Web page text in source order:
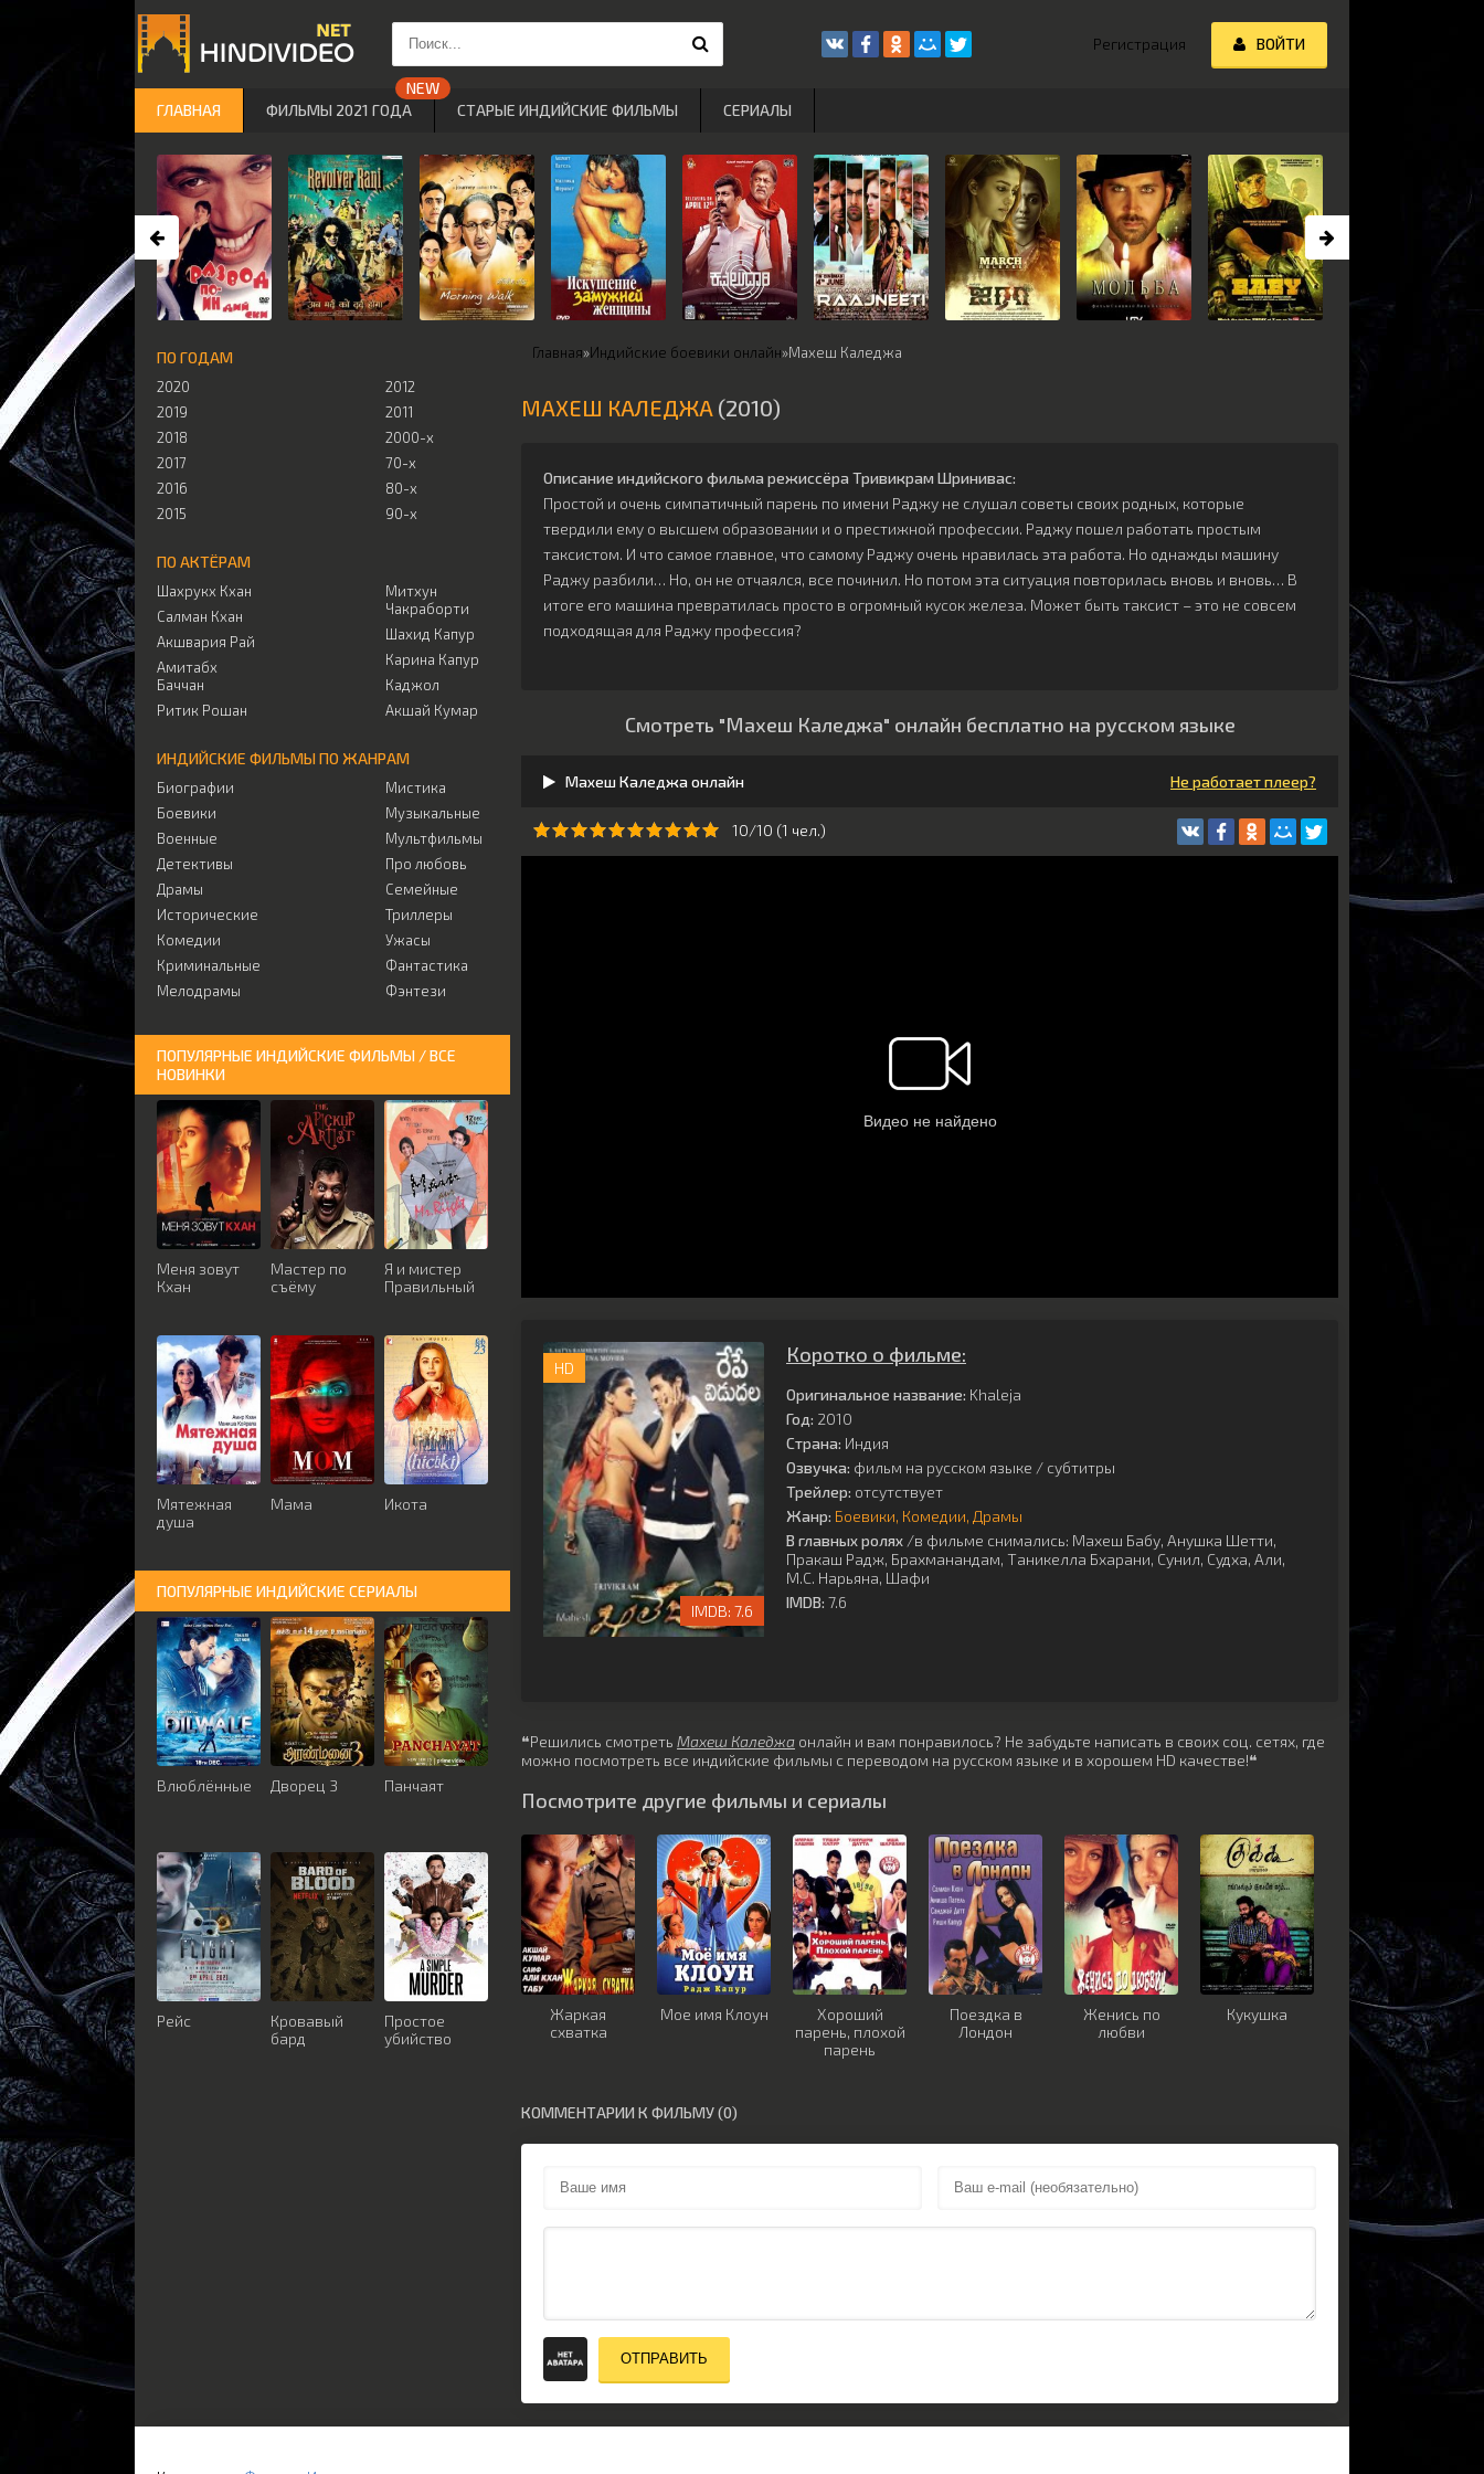
Главная»Индийские боевики онлайн»Махеш Каледжа
МАХЕШ КАЛЕДЖА (2010)
Описание индийского фильма режиссёра Тривикрам Шринивас:
Простой и очень симпатичный парень по имени Раджу не слушал советы своих родных, которые
твердили ему о высшем образовании и о престижной профессии. Раджу пошел работать простым
таксистом. И что самое главное, что самому Раджу очень нравилась эта работа. Но однажды машину
Раджу разбили… Но, он не отчаялся, все починил. Но потом эта ситуация повторилась вновь и вновь… В
итоге его машина превратилась просто в огромный кусок железа. Может быть таксист – это не совсем
подходящая для Раджу профессия?
Смотреть "Махеш Каледжа" онлайн бесплатно на русском языке
Махеш Каледжа онлайн Не работает плеер?
10/10 (1 чeл.)
HD
7.6
Коротко о фильме:
Оригинальное название: Khaleja
Год: 2010
Страна: Индия
Озвучка: фильм на русском языке / субтитры
Трейлер: отсутствует
Жанр: Боевики Комедии Драмы
В главных ролях /в фильме снимались: Махеш Бабу, Анушка Шетти,
Пракаш Радж, Брахманандам, Таникелла Бхарани, Сунил, Судха, Али,
М.С. Нарьяна, Шафи
IMDB: 7.6
❝Решились смотреть Махеш Каледжа онлайн и вам понравилось? Не забудьте написать в своих соц. сетях, где
можно посмотреть все индийские фильмы с переводом на русском языке и в хорошем HD качестве!❝
Посмотрите другие фильмы и сериалы
Жаркая
схватка
Мое имя Клоун
Хороший
парень, плохой
парень
Поездка в
Лондон
Женись по
любви
Кукушка
КОММЕНТАРИИ К ФИЛЬМУ (0)
ОТПРАВИТЬ
ПО ГОДАМ
2020
2019
2018
2017
2016
2015
2012
2011
2000-х
70-х
80-х
90-х
ПО АКТЁРАМ
Шахрукх Кхан
Салман Кхан
Акшвария Рай
Амитабх
Баччан
Ритик Рошан
Митхун
Чакраборти
Шахид Капур
Карина Капур
Каджол
Акшай Кумар
ИНДИЙСКИЕ ФИЛЬМЫ ПО ЖАНРАМ
Биографии
Боевики
Военные
Детективы
Драмы
Исторические
Комедии
Криминальные
Мелодрамы
Мистика
Музыкальные
Мультфильмы
Про любовь
Семейные
Триллеры
Ужасы
Фантастика
Фэнтези
ПОПУЛЯРНЫЕ ИНДИЙСКИЕ ФИЛЬМЫ / ВСЕ
НОВИНКИ
Меня зовут
Кхан
Мастер по
съёму
Я и мистер
Правильный
Мятежная
душа
Мама Икота
ПОПУЛЯРНЫЕ ИНДИЙСКИЕ СЕРИАЛЫ
Влюблённые Дворец 3 Панчаят
Рейс
Кровавый
бард
Простое
убийство
Регистрация ВОЙТИ
ГЛАВНАЯ ФИЛЬМЫ 2021 ГОДА СТАРЫЕ ИНДИЙСКИЕ ФИЛЬМЫ СЕРИАЛЫ